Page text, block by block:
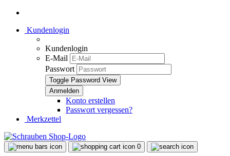
Kundenlogin
Kundenlogin
E-Mail
Passwort
Toggle Password View
Konto erstellen
Passwort vergessen?
Merkzettel
0